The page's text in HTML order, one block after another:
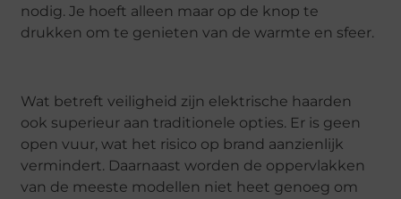
nodig. Je hoeft alleen maar op de knop te
drukken om te genieten van de warmte en sfeer.
Wat betreft veiligheid zijn elektrische haarden
ook superieur aan traditionele opties. Er is geen
open vuur, wat het risico op brand aanzienlijk
vermindert. Daarnaast worden de oppervlakken
van de meeste modellen niet heet genoeg om